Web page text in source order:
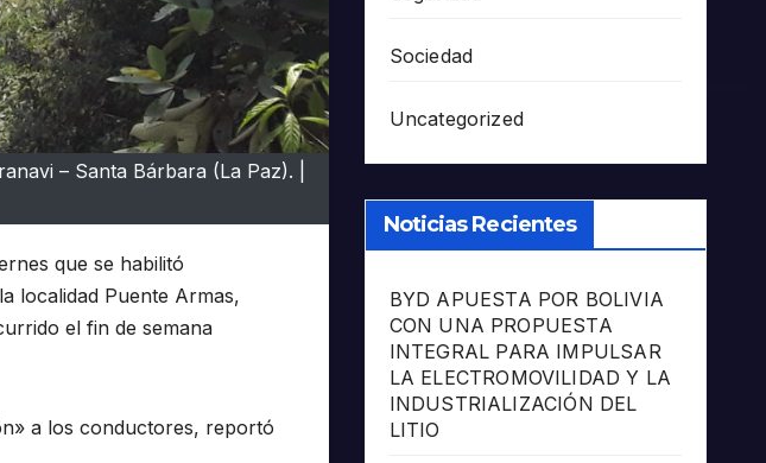
– Santa Bárbara (La Paz). |
que se habilitó
localidad Puente Armas,
el fin de semana
a los conductores, reportó
Sociedad
Uncategorized
Noticias Recientes
BYD APUESTA POR BOLIVIA
CON UNA PROPUESTA
INTEGRAL PARA IMPULSAR
LA ELECTROMOVILIDAD Y LA
INDUSTRIALIZACIÓN DEL
LITIO